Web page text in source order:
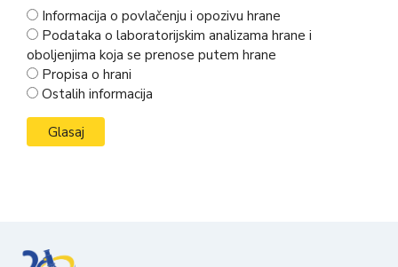
Informacija o povlačenju i opozivu hrane
Podataka o laboratorijskim analizama hrane i
oboljenjima koja se prenose putem hrane
Propisa o hrani
Ostalih informacija